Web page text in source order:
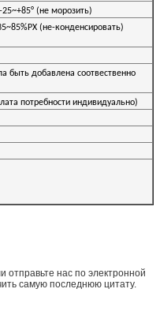
(не морозить)
(не-конденсировать)
быть добавлена соотвественно
потребности индивидуально)
нас по электронной
самую последнюю цитату.